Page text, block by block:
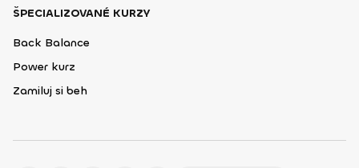
ŠPECIALIZOVANÉ KURZY
Back Balance
Power kurz
Zamiluj si beh